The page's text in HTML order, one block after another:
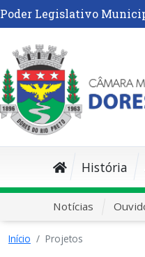
Poder Legislativo
História
Notícias
Início Projetos